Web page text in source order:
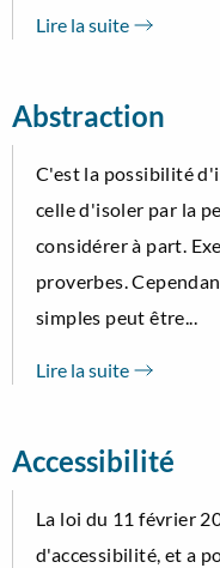
Lire la suite
Abstraction
C'est la possibilité
celle d'isoler par la
considérer à part.
proverbes.
simples peut être...
Lire la suite
Accessibilité
La loi du 11 février
d'accessibilité, et a